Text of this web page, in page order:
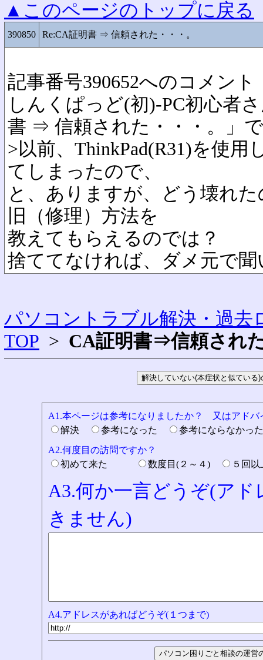
▲このページのトップに戻る
390850 Re:CA証明書 ⇒ 信頼された・・・。
記事番号390652へのコメント
しんくぱっど(初)-PC初心者
書 ⇒ 信頼された・・・。」
>以前、ThinkPad(R31)を使
てしまったので、
と、ありますが、どう壊れ
旧（修理）方法を
教えてもらえるのでは？
捨ててなければ、ダメ元で
パソコントラブル解決・過去
TOP > CA証明書⇒信頼され
A1.本ページは参考になりましたか？ 又はアドバ
解決
参考になった
参考にならなか
A2.何度目の訪問ですか？
初めて来た
数度目(２～４) ５回
A3.何か一言どうぞ(ア
きません)
A4.アドレスがあればどうぞ(１つまで)